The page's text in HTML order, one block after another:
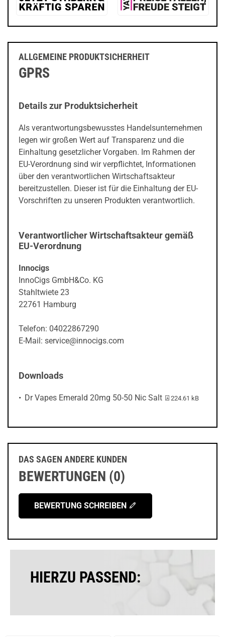
ALLGEMEINE PRODUKTSICHERHEIT
GPRS
Details zur Produktsicherheit
Als verantwortungsbewusstes Handelsunternehmen
legen wir großen Wert auf Transparenz und die
Einhaltung gesetzlicher Vorgaben. Im Rahmen der
EU-Verordnung sind wir verpflichtet, Informationen
über den verantwortlichen Wirtschaftsakteur
bereitzustellen. Dieser ist für die Einhaltung der EU-
Vorschriften zu unseren Produkten verantwortlich.
Verantwortlicher Wirtschaftsakteur gemäß
EU-Verordnung
Innocigs
InnoCigs GmbH&Co. KG
Stahltwiete 23
22761 Hamburg
Telefon: 04022867290
E-Mail: service@innocigs.com
Downloads
Dr Vapes Emerald 20mg 50-50 Nic Salt PDF-Datei:
224.61 kB
DAS SAGEN ANDERE KUNDEN
BEWERTUNGEN (0)
BEWERTUNG SCHREIBEN
HIERZU PASSEND: